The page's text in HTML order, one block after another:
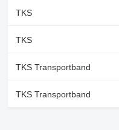
TKS
TKS
TKS Transportband
TKS Transportband